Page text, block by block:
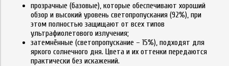
прозрачные (базовые), которые обеспечивают хороший
обзор и высокий уровень светопропускания (92%), при
этом полностью защищают от всех типов
ультрафиолетового излучения;
затемнённые (светопропускание – 15%), подходят для
яркого солнечного дня. Цвета и их оттенки передаются
практически без искажений.